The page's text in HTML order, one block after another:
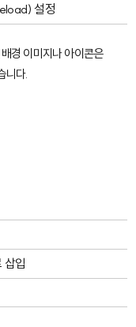
설정
경 이미지나 아이콘은
니다.
삽입